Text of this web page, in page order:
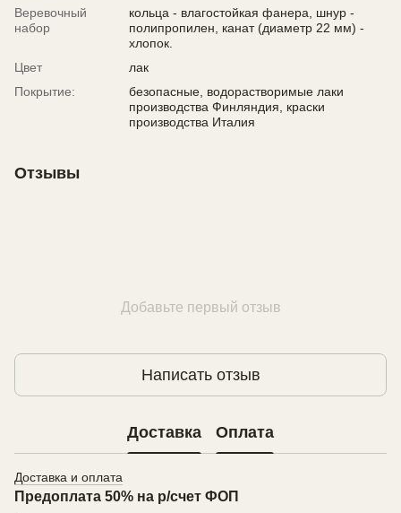
Веревочный
набор
кольца - влагостойкая фанера, шнур -
полипропилен, канат (диаметр 22 мм) -
хлопок.
Цвет
лак
Покрытие:
безопасные, водорастворимые лаки
производства Финляндия, краски
производства Италия
Отзывы
Добавьте первый отзыв
Написать отзыв
Доставка Оплата
Доставка и оплата
Предоплата 50% на р/счет ФОП